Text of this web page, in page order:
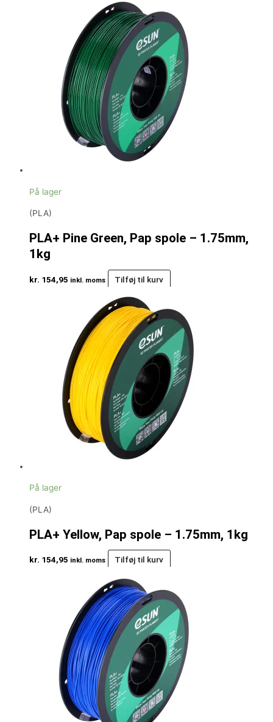
På lager
(PLA)
PLA+ Pine Green, Pap spole – 1.75mm,
1kg
kr. 154,95 inkl. moms Tilføj til kurv
På lager
(PLA)
PLA+ Yellow, Pap spole – 1.75mm, 1kg
kr. 154,95 inkl. moms Tilføj til kurv